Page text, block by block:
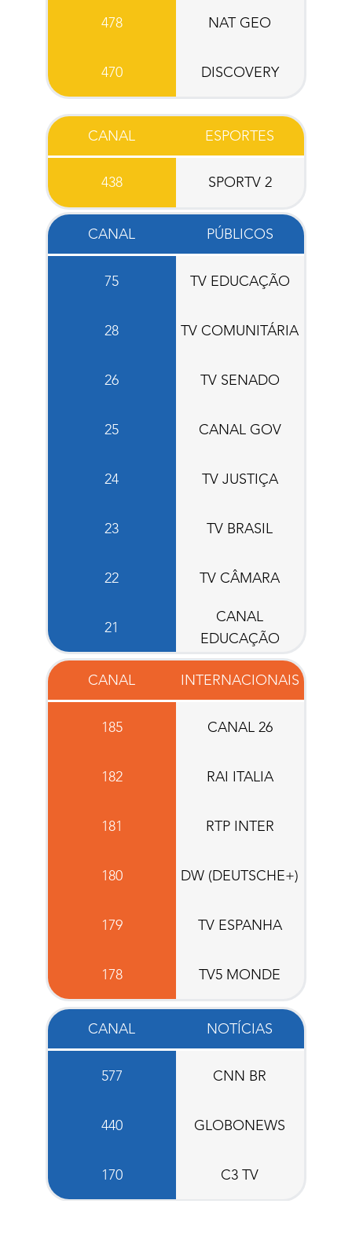
478 NAT GEO
470 DISCOVERY
CANAL ESPORTES
438 SPORTV 2
CANAL PÚBLICOS
75 TV EDUCAÇÃO
28 TV COMUNITÁRIA
26 TV SENADO
25 CANAL GOV
24 TV JUSTIÇA
23 TV BRASIL
22 TV CÂMARA
21
CANAL
EDUCAÇÃO
CANAL INTERNACIONAIS
185 CANAL 26
182 RAI ITALIA
181 RTP INTER
180 DW (DEUTSCHE+)
179 TV ESPANHA
178 TV5 MONDE
CANAL NOTÍCIAS
577 CNN BR
440 GLOBONEWS
170 C3 TV